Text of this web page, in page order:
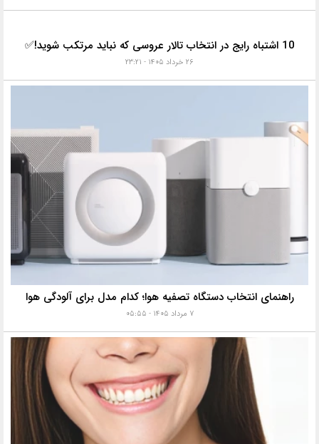
10 اشتباه رایج در انتخاب تالار عروسی که نباید مرتکب شوید!✅
۲۶ خرداد ۱۴۰۵ - ۲۳:۲۱
راهنمای انتخاب دستگاه تصفیه هوا؛ کدام مدل برای آلودگی هوا
۷ مرداد ۱۴۰۵ - ۰۵:۵۵